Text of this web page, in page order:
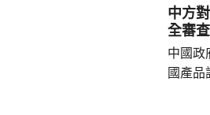
中方
全審查
中國政
國產品